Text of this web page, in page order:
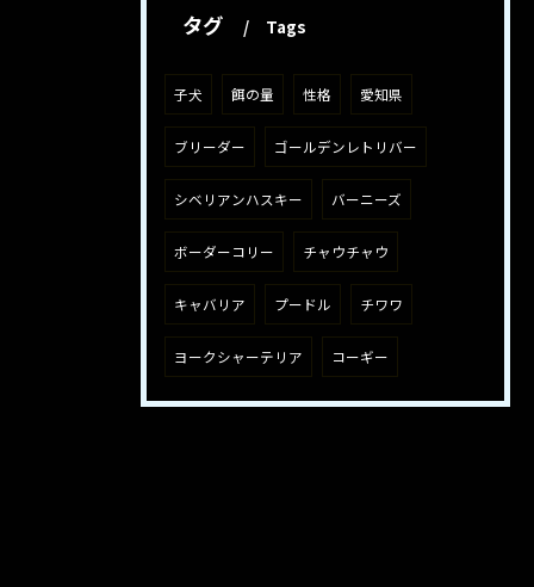
タグ Tags
子犬 餌の量 性格 愛知県
ブリーダー ゴールデンレトリバー
シベリアンハスキー バーニーズ
ボーダーコリー チャウチャウ
キャバリア プードル チワワ
ヨークシャーテリア コーギー